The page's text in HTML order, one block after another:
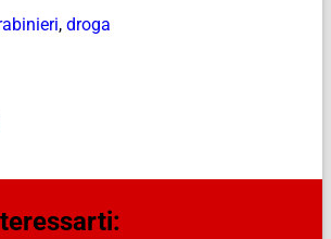
, droga